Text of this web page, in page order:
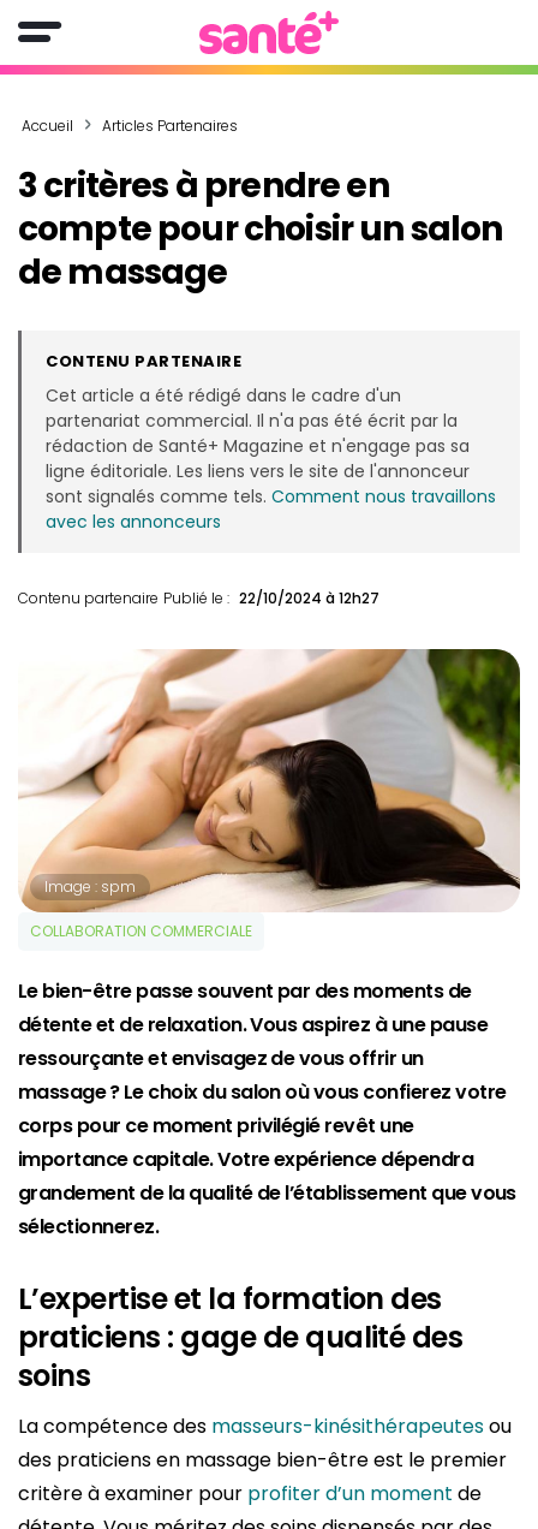
Accueil Articles Partenaires
3 critères à prendre en
compte pour choisir un salon
de massage
CONTENU PARTENAIRE
Cet article a été rédigé dans le cadre d'un
partenariat commercial. Il n'a pas été écrit par la
rédaction de Santé+ Magazine et n'engage pas sa
ligne éditoriale. Les liens vers le site de l'annonceur
sont signalés comme tels. Comment nous travaillons
avec les annonceurs
Contenu partenaire Publié le : 22/10/2024 à 12h27
Image : spm
COLLABORATION COMMERCIALE
Le bien-être passe souvent par des moments de
détente et de relaxation. Vous aspirez à une pause
ressourçante et envisagez de vous offrir un
massage ? Le choix du salon où vous confierez votre
corps pour ce moment privilégié revêt une
importance capitale. Votre expérience dépendra
grandement de la qualité de l’établissement que vous
sélectionnerez.
L’expertise et la formation des
praticiens : gage de qualité des
soins
La compétence des masseurs-kinésithérapeutesou
des praticiens en massage bien-être est le premier
critère à examiner pour profiter d’un moment de